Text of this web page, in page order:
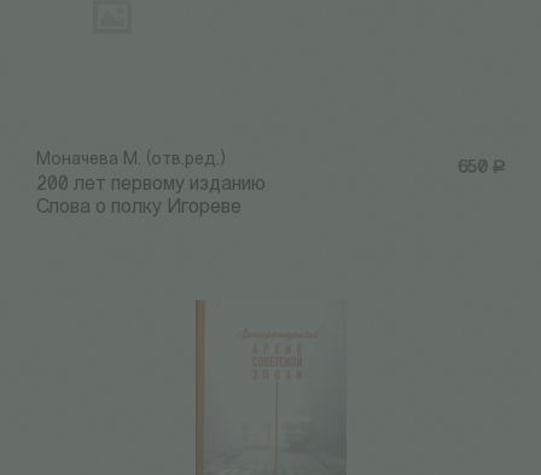
650 Р
Моначева М. (отв.ред.)
200 лет первому изданию
Слова о полку Игореве